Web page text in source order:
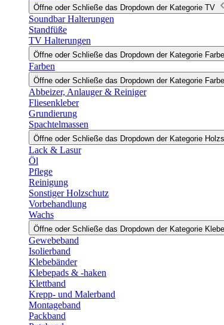
Öffne oder Schließe das Dropdown der Kategorie TV
Soundbar Halterungen
Standfüße
TV Halterungen
Öffne oder Schließe das Dropdown der Kategorie
Farben
Öffne oder Schließe das Dropdown der Kategorie
Abbeizer, Anlauger & Reiniger
Fliesenkleber
Grundierung
Spachtelmassen
Öffne oder Schließe das Dropdown der Kategorie
Lack & Lasur
Öl
Pflege
Reinigung
Sonstiger Holzschutz
Vorbehandlung
Wachs
Öffne oder Schließe das Dropdown der Kategorie
Gewebeband
Isolierband
Klebebänder
Klebepads & -haken
Klettband
Krepp- und Malerband
Montageband
Packband